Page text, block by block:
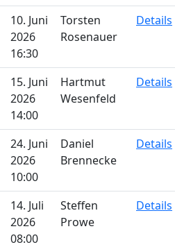
10. Juni
2026
16:30
Torsten
Rosenauer
Details
15. Juni
2026
14:00
Hartmut
Wesenfeld
Details
24. Juni
2026
10:00
Daniel
Brennecke
Details
14. Juli
2026
08:00
Steffen
Prowe
Details